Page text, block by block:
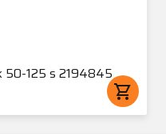
125 s 2194845
shopping_cart